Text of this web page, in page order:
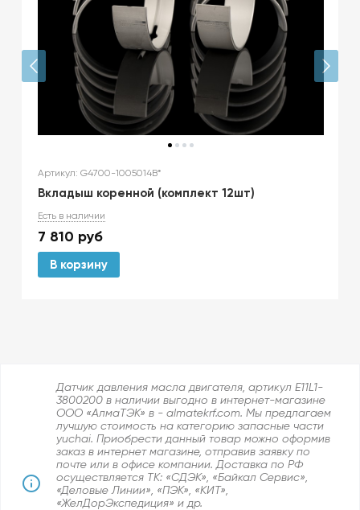
Артикул: G4700-1005014B*
Вкладыш коренной (комплект 12шт)
Есть в наличии
7 810 руб
В корзину
Датчик давления масла двигателя, артикул E11L1-
3800200 в наличии выгодно в интернет-магазине
ООО «АлмаТЭК» в - almatekrf.com. Мы предлагаем
лучшую стоимость на категорию запасные части
yuchai. Приобрести данный товар можно оформив
заказ в интернет магазине, отправив заявку по
почте или в офисе компании. Доставка по РФ
осуществляется ТК: «СДЭК», «Байкал Сервис»,
«Деловые Линии», «ПЭК», «КИТ»,
«ЖелДорЭкспедиция» и др.